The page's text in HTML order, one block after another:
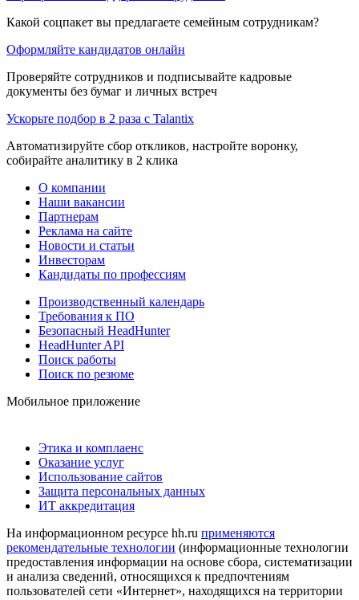
Какой соцпакет вы предлагаете семейным сотрудникам?
Оформляйте кандидатов онлайн
Проверяйте сотрудников и подписывайте кадровые
документы без бумаг и личных встреч
Ускорьте подбор в 2 раза с Talantix
Автоматизируйте сбор откликов, настройте воронку,
собирайте аналитику в 2 клика
О компании
Наши вакансии
Партнерам
Реклама на сайте
Новости и статьи
Инвесторам
Кандидаты по профессиям
Производственный календарь
Требования к ПО
Безопасный HeadHunter
HeadHunter API
Поиск работы
Поиск по резюме
Мобильное приложение
Этика и комплаенс
Оказание услуг
Использование сайтов
Защита персональных данных
ИТ аккредитация
На информационном ресурсе hh.ru применяются
рекомендательные технологии (информационные технологии
предоставления информации на основе сбора, систематизации
и анализа сведений, относящихся к предпочтениям
пользователей сети «Интернет», находящихся на территории